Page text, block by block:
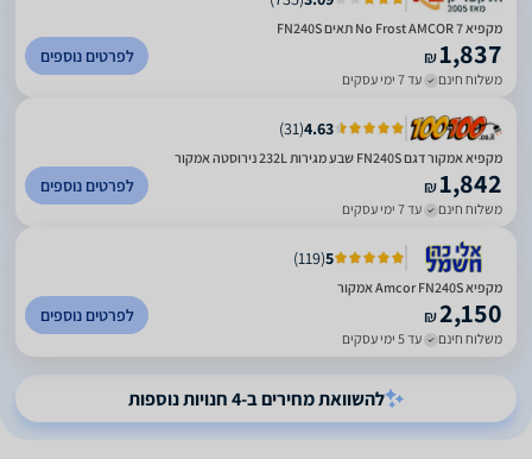
מקפיא No Frost AMCOR 7 תאים FN240S
₪1,837
משלוח חינם עד 7 ימי עסקים
לפרטים נוספים
4.63
(
31
)
מקפיא אמקור דגם FN240S שבע מגירות 232L נירוסטה אמקור
₪1,842
משלוח חינם עד 7 ימי עסקים
לפרטים נוספים
5
(
119
)
מקפיא Amcor FN240S אמקור
₪2,150
משלוח חינם עד 5 ימי עסקים
לפרטים נוספים
להשוואת מחירים ב-4 חנויות נוספות